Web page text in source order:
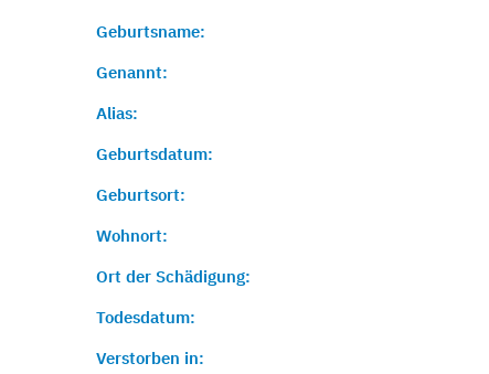
Geburtsname:
Genannt:
Alias:
Geburtsdatum:
Geburtsort:
Wohnort:
Ort der Schädigung:
Todesdatum:
Verstorben in: